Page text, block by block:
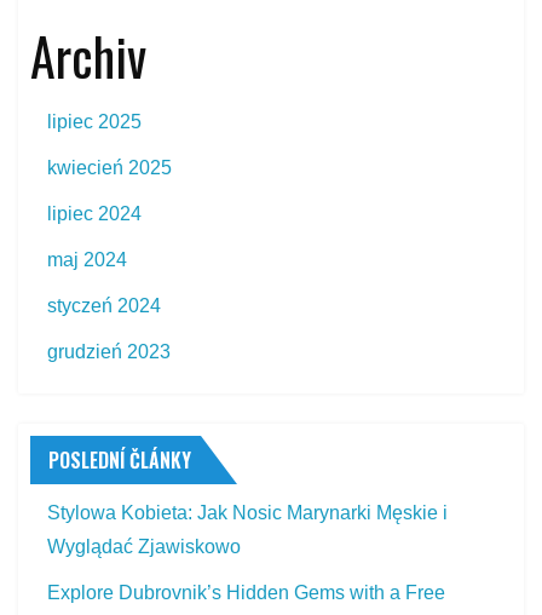
Archiv
lipiec 2025
kwiecień 2025
lipiec 2024
maj 2024
styczeń 2024
grudzień 2023
POSLEDNÍ ČLÁNKY
Stylowa Kobieta: Jak Nosic Marynarki Męskie i
Wyglądać Zjawiskowo
Explore Dubrovnik’s Hidden Gems with a Free